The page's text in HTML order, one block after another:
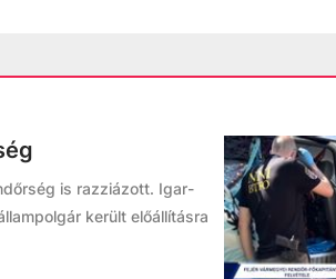
is razziázott. Igar-
került előállításra